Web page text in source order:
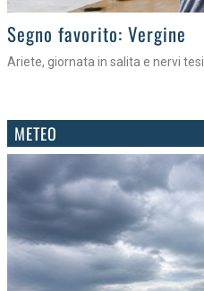
>
Segno favorito: Vergine
Ariete, giornata in salita e nervi tesi
METEO